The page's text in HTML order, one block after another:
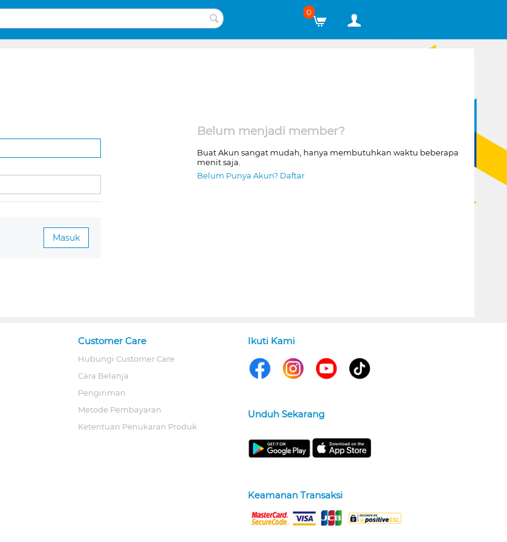
0
Masuk
Belum menjadi member?
Buat Akun sangat mudah, hanya membutuhkan waktu beberapa
menit saja.
Belum Punya Akun? Daftar
Customer Care
Hubungi Customer Care
Cara Belanja
Pengiriman
Metode Pembayaran
Ketentuan Penukaran Produk
Ikuti Kami
Unduh Sekarang
Keamanan Transaksi